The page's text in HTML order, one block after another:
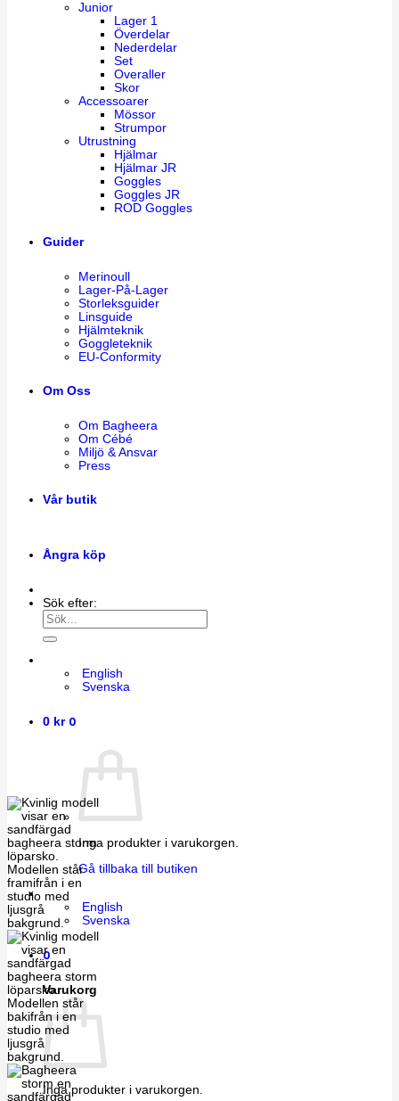
Junior
Lager 1
Överdelar
Nederdelar
Set
Overaller
Skor
Accessoarer
Mössor
Strumpor
Utrustning
Hjälmar
Hjälmar JR
Goggles
Goggles JR
ROD Goggles
Guider
Merinoull
Lager-På-Lager
Storleksguider
Linsguide
Hjälmteknik
Goggleteknik
EU-Conformity
Om Oss
Om Bagheera
Om Cébé
Miljö & Ansvar
Press
Vår butik
Ångra köp
Sök efter:
English
Svenska
0 kr 0
Inga produkter i varukorgen.
Gå tillbaka till butiken
English
Svenska
0
Varukorg
Inga produkter i varukorgen.